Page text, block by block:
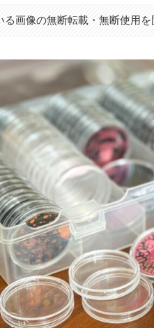
画像の無断転載・無断使用を